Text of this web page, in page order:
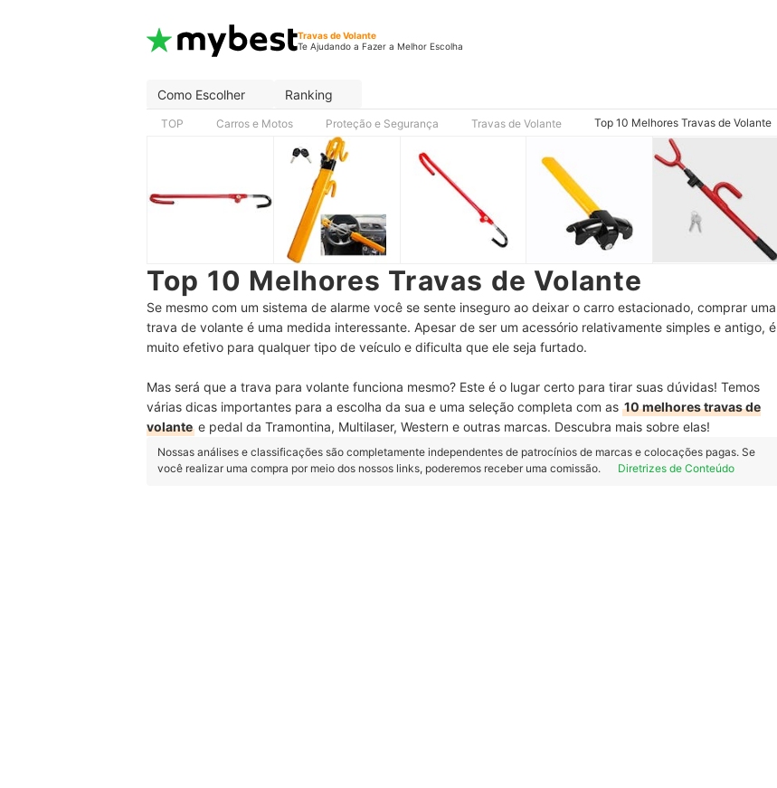
Travas de Volante
Te Ajudando a Fazer a Melhor Escolha
Como Escolher Ranking
TOP Carros e Motos Proteção e Segurança Travas de Volante Top 10 Melhores Travas de Volante
Top 10 Melhores Travas de Volante
Se mesmo com um sistema de alarme você se sente inseguro ao deixar o carro estacionado, comprar uma
trava de volante é uma medida interessante. Apesar de ser um acessório relativamente simples e antigo, é
muito efetivo para qualquer tipo de veículo e dificulta que ele seja furtado.
Mas será que a trava para volante funciona mesmo? Este é o lugar certo para tirar suas dúvidas! Temos
várias dicas importantes para a escolha da sua e uma seleção completa com as 10 melhores travas de
volante e pedal da Tramontina, Multilaser, Western e outras marcas. Descubra mais sobre elas!
Nossas análises e classificações são completamente independentes de patrocínios de marcas e colocações pagas. Se
você realizar uma compra por meio dos nossos links, poderemos receber uma comissão.
Diretrizes de Conteúdo